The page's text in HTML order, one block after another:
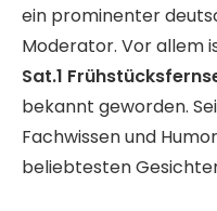
ein prominenter
Moderator. Vor allem
Sat.1
bekannt geworden.
Fachwissen und
beliebtesten